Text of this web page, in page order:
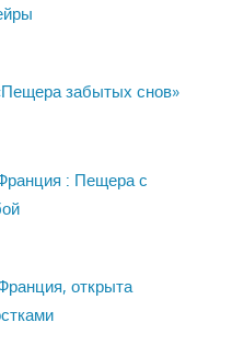
забытых снов»
: Пещера с
открыта